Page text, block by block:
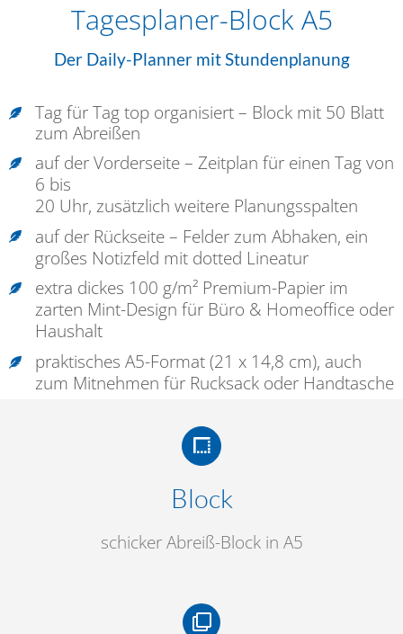
Tagesplaner-Block A5
Der Daily-Planner mit Stundenplanung
Tag für Tag top organisiert – Block mit 50 Blatt
zum Abreißen
auf der Vorderseite – Zeitplan für einen Tag von
6 bis
20 Uhr, zusätzlich weitere Planungsspalten
auf der Rückseite – Felder zum Abhaken, ein
großes Notizfeld mit dotted Lineatur
extra dickes 100 g/m² Premium-Papier im
zarten Mint-Design für Büro & Homeoffice oder
Haushalt
praktisches A5-Format (21 x 14,8 cm), auch
zum Mitnehmen für Rucksack oder Handtasche
Block
schicker Abreiß-Block in A5